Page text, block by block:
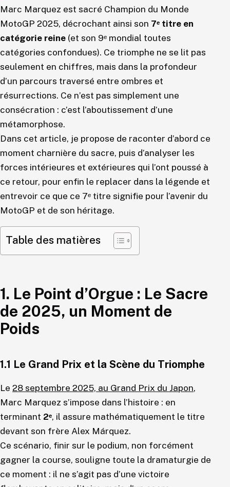
Marc Marquez est sacré Champion du Monde
MotoGP 2025, décrochant ainsi son 7ᵉ titre en
catégorie reine (et son 9ᵉ mondial toutes
catégories confondues). Ce triomphe ne se lit pas
seulement en chiffres, mais dans la profondeur
d’un parcours traversé entre ombres et
résurrections. Ce n’est pas simplement une
consécration : c’est l’aboutissement d’une
métamorphose.
Dans cet article, je propose de raconter d’abord ce
moment charnière du sacre, puis d’analyser les
forces intérieures et extérieures qui l’ont poussé à
ce retour, pour enfin le replacer dans la légende et
entrevoir ce que ce 7ᵉ titre signifie pour l’avenir du
MotoGP et de son héritage.
Table des matières
1. Le Point d’Orgue : Le Sacre
de 2025, un Moment de
Poids
1.1 Le Grand Prix et la Scène du Triomphe
Le 28 septembre 2025, au Grand Prix du Japon,
Marc Marquez s’impose dans l’histoire : en
terminant 2ᵉ, il assure mathématiquement le titre
devant son frère Alex Márquez.
Ce scénario, finir sur le podium, non forcément
gagner la course, souligne toute la dramaturgie de
ce moment : il ne s’agit pas d’une victoire